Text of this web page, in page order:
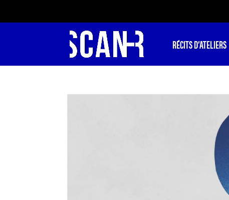
RÉCITS D’ATELIERS